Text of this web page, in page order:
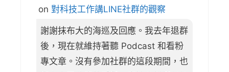
on 對科技工作講LINE社群的觀察
謝謝抹布大的海巡及回應。我去年退群
後，現在就維持著聽 Podcast 和看粉
專文章。沒有參加社群的這段期間，也